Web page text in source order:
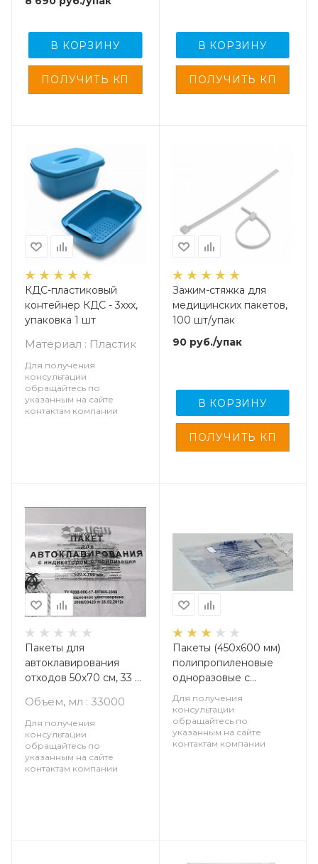
В КОРЗИНУ В КОРЗИНУ
КДС-пластиковый
контейнер КДС - 3xxx,
упаковка 1 шт
Материал : Пластик
Для получения
консультации
обращайтесь по
указанным на сайте
контактам компании
Зажим-стяжка для
медицинских пакетов,
100 шт/упак
90руб./упак
В КОРЗИНУ
Пакеты для
автоклавирования
отходов 50х70 см, 33 л,
упаковка 100 шт
Объем, мл : 33000
Для получения
консультации
обращайтесь по
указанным на сайте
контактам компании
Пакеты (450х600 мм)
полипропиленовые
одноразовые с
индикаторами
стерилизации, для
сбора и термической
обработки
Для получения
консультации
обращайтесь по
указанным на сайте
контактам компании